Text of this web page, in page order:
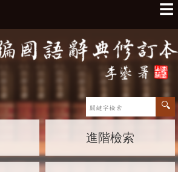
☰
進階檢索